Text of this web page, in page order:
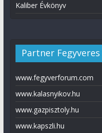
Kaliber Évkönyv
Partner
www.fegyverforum.com
www.kalasnyikov.hu
www.gazpisztoly.hu
www.kapszli.hu